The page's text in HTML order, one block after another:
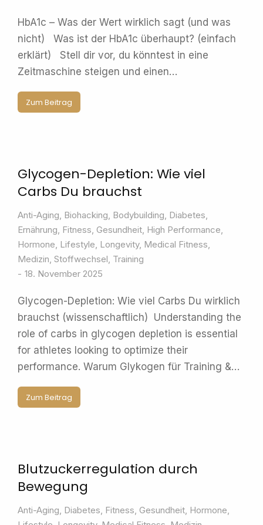
HbA1c – Was der Wert wirklich sagt (und was
nicht) Was ist der HbA1c überhaupt? (einfach
erklärt) Stell dir vor, du könntest in eine
Zeitmaschine steigen und einen…
Zum Beitrag
Glycogen-Depletion: Wie viel
Carbs Du brauchst
Anti-Aging, Biohacking, Bodybuilding, Diabetes,
Ernährung, Fitness, Gesundheit, High Performance,
Hormone, Lifestyle, Longevity, Medical Fitness,
Medizin, Stoffwechsel, Training
18. November 2025
Glycogen-Depletion: Wie viel Carbs Du wirklich
brauchst (wissenschaftlich) Understanding the
role of carbs in glycogen depletion is essential
for athletes looking to optimize their
performance. Warum Glykogen für Training &…
Zum Beitrag
Blutzuckerregulation durch
Bewegung
Anti-Aging, Diabetes, Fitness, Gesundheit, Hormone,